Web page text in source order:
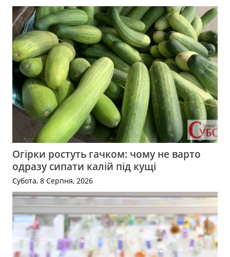
Огірки ростуть гачком: чому не варто
одразу сипати калій під кущі
Субота, 8 Серпня, 2026